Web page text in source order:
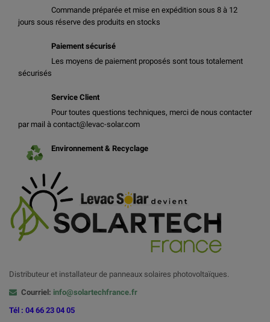
Commande préparée et mise en expédition sous 8 à 12
jours sous réserve des produits en stocks
Paiement sécurisé
Les moyens de paiement proposés sont tous totalement
sécurisés
Service Client
Pour toutes questions techniques, merci de nous contacter
par mail à contact@levac-solar.com
Environnement & Recyclage
Distributeur et installateur de panneaux solaires photovoltaïques.
Courriel: info@solartechfrance.fr
Tél : 04 66 23 04 05